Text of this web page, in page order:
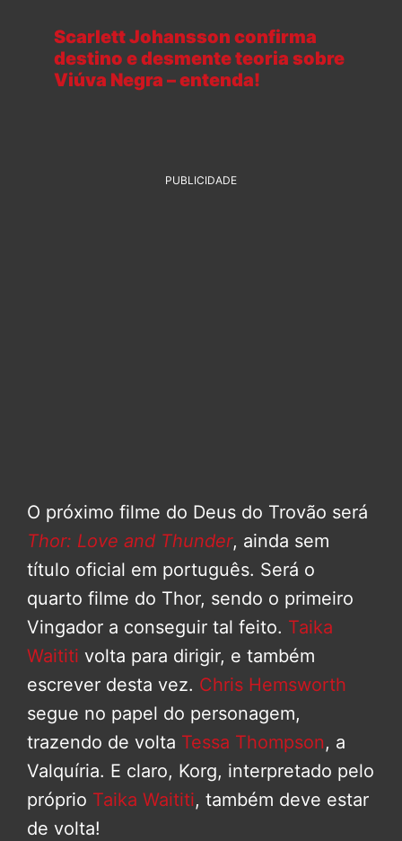
Scarlett Johansson confirma
destino e desmente teoria sobre
Viúva Negra – entenda!
PUBLICIDADE
O próximo filme do Deus do Trovão será
Thor: Love and Thunder, ainda sem
título oficial em português. Será o
quarto filme do Thor, sendo o primeiro
Vingador a conseguir tal feito. Taika
Waititi volta para dirigir, e também
escrever desta vez. Chris Hemsworth
segue no papel do personagem,
trazendo de volta Tessa Thompson, a
Valquíria. E claro, Korg, interpretado pelo
próprio Taika Waititi, também deve estar
de volta!